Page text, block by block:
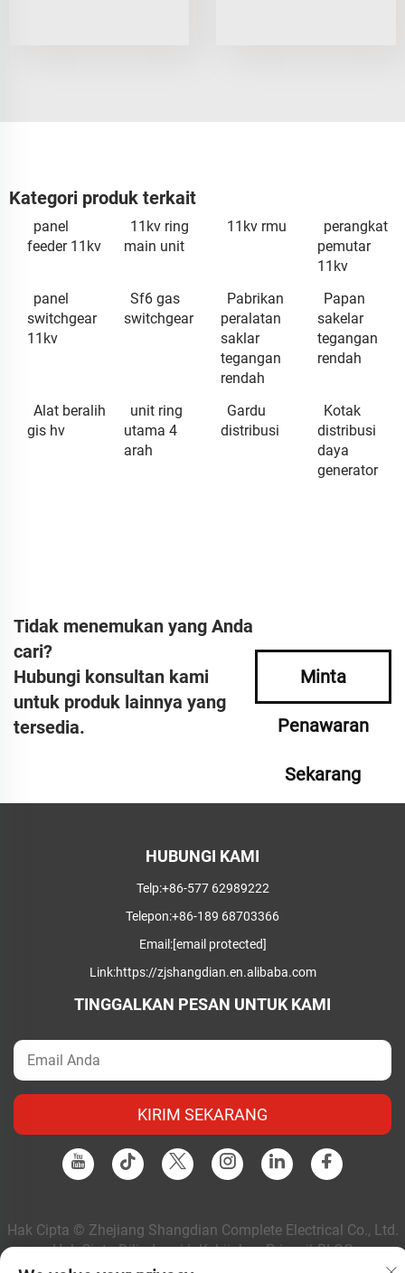
Kategori produk terkait
panel
feeder 11kv
11kv ring
main unit
11kv rmu
perangkat
pemutar
11kv
panel
switchgear
11kv
Sf6 gas
switchgear
Pabrikan
peralatan
saklar
tegangan
rendah
Papan
sakelar
tegangan
rendah
Alat beralih
gis hv
unit ring
utama 4
arah
Gardu
distribusi
Kotak
distribusi
daya
generator
Tidak menemukan yang Anda
cari?
Hubungi konsultan kami
untuk produk lainnya yang
tersedia.
Minta
Penawaran
Sekarang
HUBUNGI KAMI
Telp:+86-577 62989222
Telepon:+86-189 68703366
Email:[email protected]
Link:https://zjshangdian.en.alibaba.com
TINGGALKAN PESAN UNTUK KAMI
KIRIM SEKARANG
Hak Cipta © Zhejiang Shangdian Complete Electrical Co., Ltd.
Hak Cipta Dilindungi | Kebijakan Privasi| BLOG